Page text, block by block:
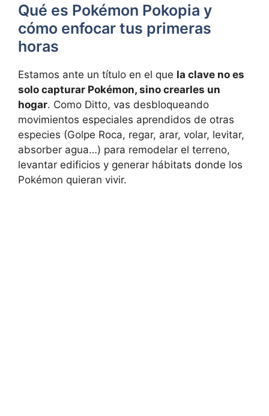
Qué es Pokémon Pokopia y
cómo enfocar tus primeras
horas
Estamos ante un título en el que la clave no es
solo capturar Pokémon, sino crearles un
hogar. Como Ditto, vas desbloqueando
movimientos especiales aprendidos de otras
especies (Golpe Roca, regar, arar, volar, levitar,
absorber agua…) para remodelar el terreno,
levantar edificios y generar hábitats donde los
Pokémon quieran vivir.